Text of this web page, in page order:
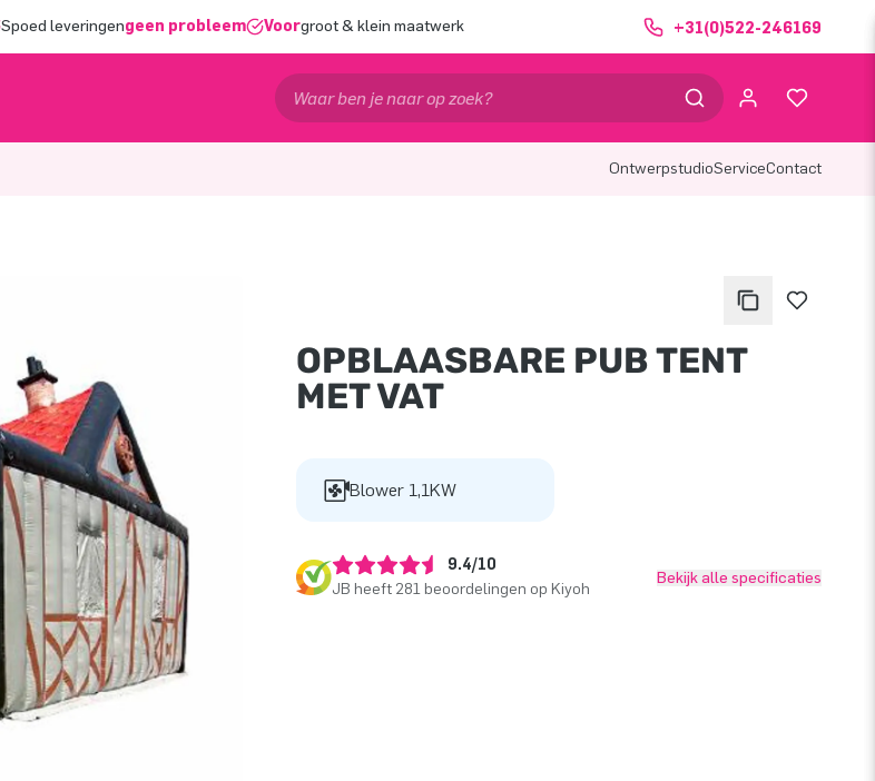
Spoed leveringengeen probleem Voorgroot & klein maatwerk +31(0)522-246169
OntwerpstudioServiceContact
OPBLAASBARE PUB TENT
MET VAT
Blower 1,1KW
9.4/10
JB heeft 281 beoordelingen op Kiyoh
Bekijk alle specificaties